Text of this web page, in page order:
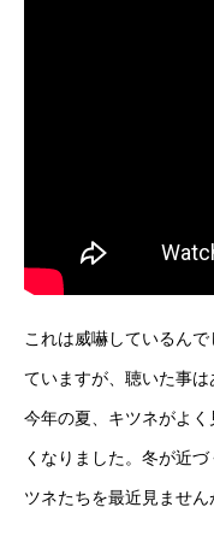
これは威嚇しているん
ていますが、聴いた事は
今年の夏、キツネがよ
くなりました。冬が近
ツネたちを最近見ませ